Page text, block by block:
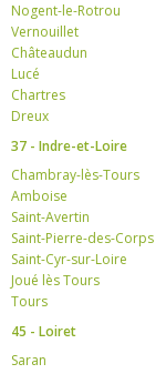
Nogent-le-Rotrou
Vernouillet
Châteaudun
Lucé
Chartres
Dreux
37 - Indre-et-Loire
Chambray-lès-Tours
Amboise
Saint-Avertin
Saint-Pierre-des-Corps
Saint-Cyr-sur-Loire
Joué lès Tours
Tours
45 - Loiret
Saran